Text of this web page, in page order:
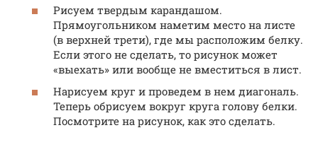
Рисуем твердым карандашом.
Прямоугольником наметим место на листе
(в верхней трети), где мы расположим белку.
Если этого не сделать, то рисунок может
«выехать» или вообще не вместиться в лист.
Нарисуем круг и проведем в нем диагональ.
Теперь обрисуем вокруг круга голову белки.
Посмотрите на рисунок, как это сделать.